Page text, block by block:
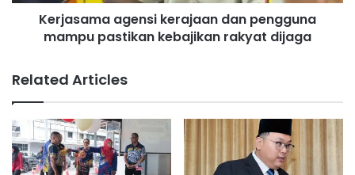
i
h
e
j
a
s
i
k
e
r
a
Kerjasama agensi kerajaan dan pengguna
mampu pastikan kebajikan rakyat dijaga
Related Articles